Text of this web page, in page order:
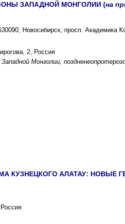
ЗАПАДНОЙ МОНГОЛИИ (на
Новосибирск, просп. Академика
2, Россия
Монголии,
АЛАТАУ: НОВЫЕ